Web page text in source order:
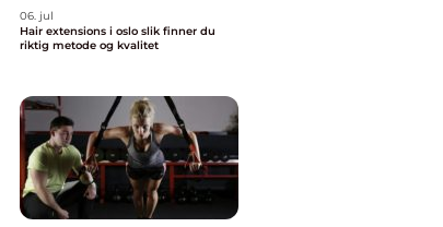
06. jul
Hair extensions i oslo slik finner du
riktig metode og kvalitet